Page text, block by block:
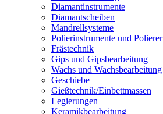
Diamantinstrumente
Diamantscheiben
Mandrellsysteme
Polierinstrumente und Polierer
Frästechnik
Gips und Gipsbearbeitung
Wachs und Wachsbearbeitung
Geschiebe
Gießtechnik/Einbettmassen
Legierungen
Keramikbearbeitung